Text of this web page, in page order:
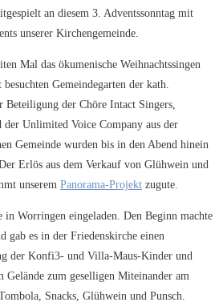
an diesem 3. Adventssonntag mit
unserer Kirchengemeinde.
Mal das ökumenische Weihnachtssingen
Gemeindegarten der kath.
Beteiligung der Chöre Intact Singers,
Unlimited Voice Company aus der
Gemeinde wurden bis in den Abend hinein
Erlös aus dem Verkauf von Glühwein und
unserem Panorama-Projekt zugute.
in Worringen eingeladen. Den Beginn machte
gab es in der Friedenskirche einen
der Konfi3- und Villa-Maus-Kinder und
Gelände zum geselligen Miteinander am
Snacks, Glühwein und Punsch.